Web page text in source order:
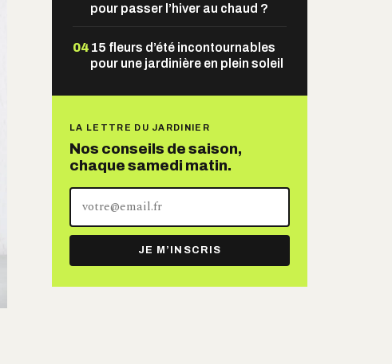
pour passer l’hiver au chaud ?
04 15 fleurs d’été incontournables
pour une jardinière en plein soleil
LA LETTRE DU JARDINIER
Nos conseils de saison,
chaque samedi matin.
adresse
mail
JE M’INSCRIS